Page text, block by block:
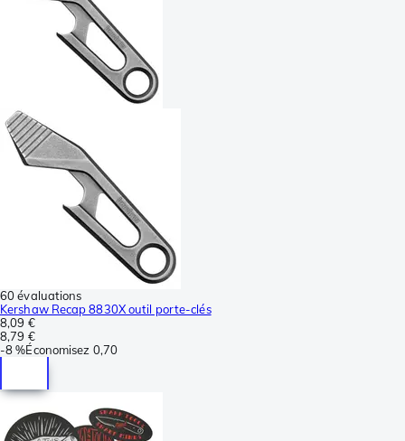
60 évaluations
Kershaw Recap 8830X outil porte-clés
8,09 €
8,79 €
-8 %Économisez 0,70